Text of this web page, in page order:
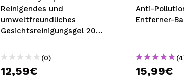
Reinigendes und
umweltfreundliches
Gesichtsreinigungsgel 200
(0)
12,59€
Anti-
Entferner-
15,99€